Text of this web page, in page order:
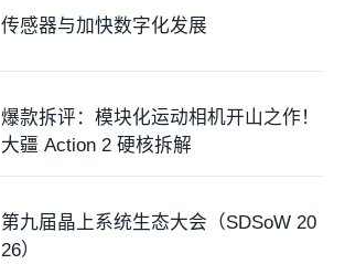
传感器与加快数字化发展
爆款拆评：模块化运动相机开山之作！
大疆 Action 2 硬核拆解
第九届晶上系统生态大会（SDSoW 20
26）